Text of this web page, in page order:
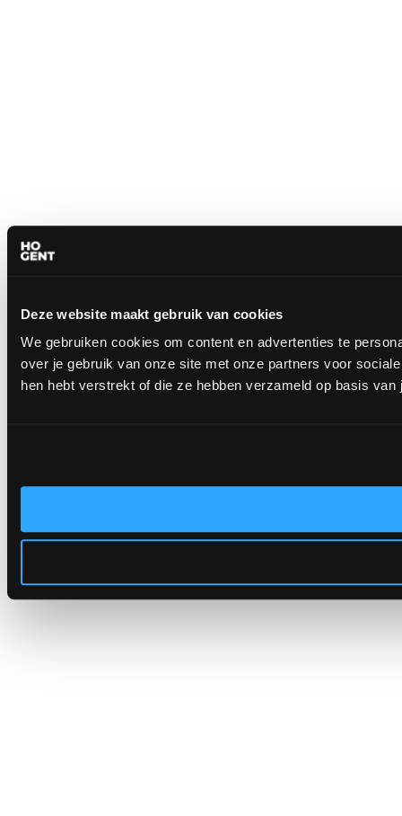
Deze website maakt gebruik van cookies
We gebruiken cookies om content en advertenties te
over je gebruik van onze site met onze partners voor
hen hebt verstrekt of die ze hebben verzameld op basis van